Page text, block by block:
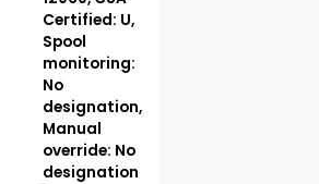
Certified: U,
Spool
monitoring:
No
designation,
Manual
override: No
designation